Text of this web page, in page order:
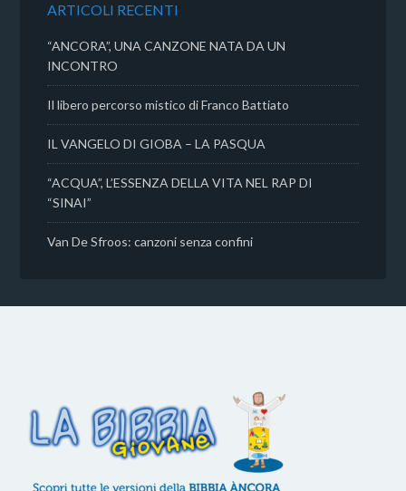
i
ARTICOLI RECENTI
“ANCORA”, UNA CANZONE NATA DA UN
INCONTRO
Il libero percorso mistico di Franco Battiato
IL VANGELO DI GIOBA – LA PASQUA
“ACQUA”, L’ESSENZA DELLA VITA NEL RAP DI
“SINAI”
Van De Sfroos: canzoni senza confini